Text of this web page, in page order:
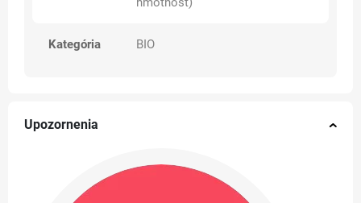
Kategória BIO
Upozornenia